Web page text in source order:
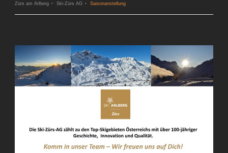
Zürs am Arlberg Ski-Zürs AG Saisonanstellung